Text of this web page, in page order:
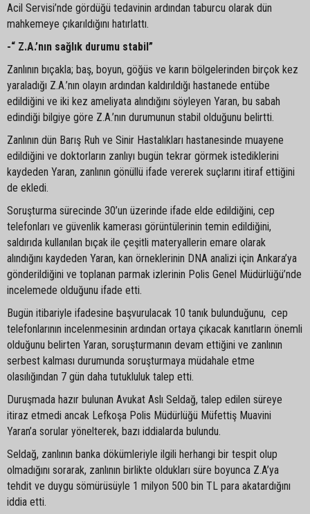
Acil Servisi’nde gördüğü tedavinin ardından taburcu olarak dün
mahkemeye çıkarıldığını hatırlattı.
-“ Z.A.’nın sağlık durumu stabil”
Zanlının bıçakla; baş, boyun, göğüs ve karın bölgelerinden birçok kez
yaraladığı Z.A.’nın olayın ardından kaldırıldığı hastanede entübe
edildiğini ve iki kez ameliyata alındığını söyleyen Yaran, bu sabah
edindiği bilgiye göre Z.A.’nın durumunun stabil olduğunu belirtti.
Zanlının dün Barış Ruh ve Sinir Hastalıkları hastanesinde muayene
edildiğini ve doktorların zanlıyı bugün tekrar görmek istediklerini
kaydeden Yaran, zanlının gönüllü ifade vererek suçlarını itiraf ettiğini
de ekledi.
Soruşturma sürecinde 30’un üzerinde ifade elde edildiğini, cep
telefonları ve güvenlik kamerası görüntülerinin temin edildiğini,
saldırıda kullanılan bıçak ile çeşitli materyallerin emare olarak
alındığını kaydeden Yaran, kan örneklerinin DNA analizi için Ankara’ya
gönderildiğini ve toplanan parmak izlerinin Polis Genel Müdürlüğü’nde
incelemede olduğunu ifade etti.
Bugün itibariyle ifadesine başvurulacak 10 tanık bulunduğunu, cep
telefonlarının incelenmesinin ardından ortaya çıkacak kanıtların önemli
olduğunu belirten Yaran, soruşturmanın devam ettiğini ve zanlının
serbest kalması durumunda soruşturmaya müdahale etme
olasılığından 7 gün daha tutukluluk talep etti.
Duruşmada hazır bulunan Avukat Aslı Seldağ, talep edilen süreye
itiraz etmedi ancak Lefkoşa Polis Müdürlüğü Müfettiş Muavini
Yaran’a sorular yönelterek, bazı iddialarda bulundu.
Seldağ, zanlının banka dökümleriyle ilgili herhangi bir tespit olup
olmadığını sorarak, zanlının birlikte oldukları süre boyunca Z.A’ya
tehdit ve duygu sömürüsüyle 1 milyon 500 bin TL para akatardığını
iddia etti.